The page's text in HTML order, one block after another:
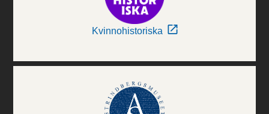
Kvinnohistoriska